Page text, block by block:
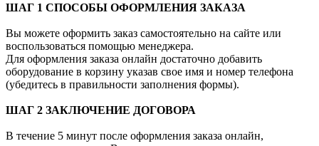
ШАГ 1 СПОСОБЫ ОФОРМЛЕНИЯ ЗАКАЗА
Вы можете оформить заказ самостоятельно на сайте или
воспользоваться помощью менеджера.
Для оформления заказа онлайн достаточно добавить
оборудование в корзину указав свое имя и номер телефона
(убедитесь в правильности заполнения формы).
ШАГ 2 ЗАКЛЮЧЕНИЕ ДОГОВОРА
В течение 5 минут после оформления заказа онлайн,